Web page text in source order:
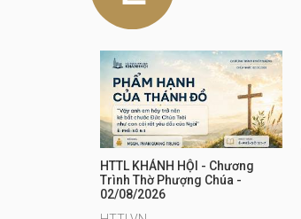
HTTL KHÁNH HỘI - Chương
Trình Thờ Phượng Chúa -
02/08/2026